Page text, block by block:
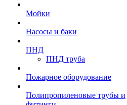
Мойки
Насосы и баки
ПНД
ПНД труба
Пожарное оборудование
Полипропиленовые трубы и